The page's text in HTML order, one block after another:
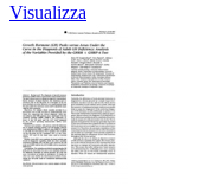
Visualizza